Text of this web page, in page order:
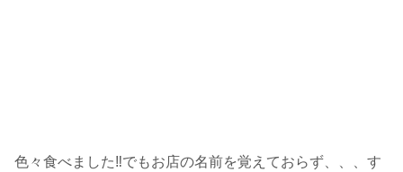
色々食べました‼️でもお店の名前を覚えておらず、、、す